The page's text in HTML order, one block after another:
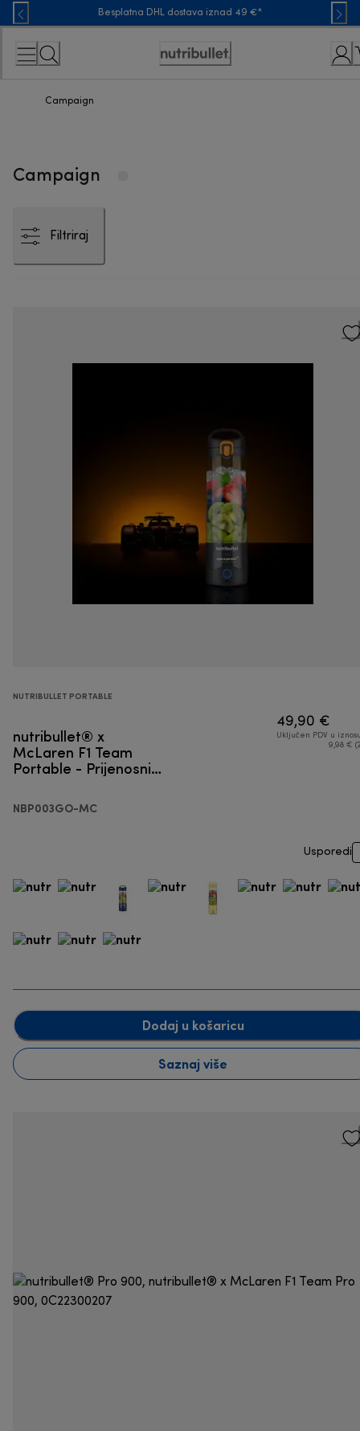
Skip
to
Content
Besplatna DHL dostava iznad 49 €*
Accessibility
Campaign
Campaign
Filtriraj
NUTRIBULLET PORTABLE
nutribullet® x
McLaren F1 Team
Portable - Prijenosni
NBP003GO-MC
49,90 €
Uključen PDV u
9,98 €
Usporedi
Dodaj u košaricu
Saznaj više